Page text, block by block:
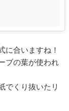
に合いますね！
ブの葉が使われ
でくり抜いたリ